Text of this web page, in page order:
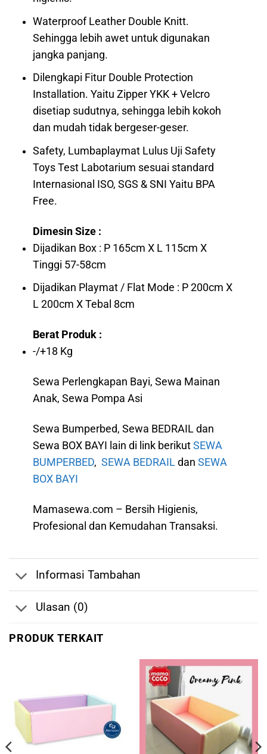
Waterproof Leather Double Knitt.
Sehingga lebih awet untuk digunakan
jangka panjang.
Dilengkapi Fitur Double Protection
Installation. Yaitu Zipper YKK + Velcro
disetiap sudutnya, sehingga lebih kokoh
dan mudah tidak bergeser-geser.
Safety, Lumbaplaymat Lulus Uji Safety
Toys Test Labotarium sesuai standard
Internasional ISO, SGS & SNI Yaitu BPA
Free.
Dimesin Size :
Dijadikan Box : P 165cm X L 115cm X
Tinggi 57-58cm
Dijadikan Playmat / Flat Mode : P 200cm X
L 200cm X Tebal 8cm
Berat Produk :
-/+18 Kg
Sewa Perlengkapan Bayi, Sewa Mainan
Anak, Sewa Pompa Asi
Sewa Bumperbed, Sewa BEDRAIL dan
Sewa BOX BAYI lain di link berikutSEWA
BUMPERBED,SEWA BEDRAIL danSEWA
BOX BAYI
Mamasewa.com – Bersih Higienis,
Profesional dan Kemudahan Transaksi.
Informasi Tambahan
Ulasan (0)
PRODUK TERKAIT